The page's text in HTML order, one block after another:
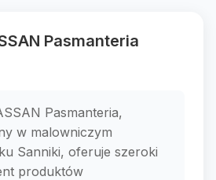
Pasmanteria
Pasmanteria,
w malowniczym
Sanniki, oferuje szeroki
produktów